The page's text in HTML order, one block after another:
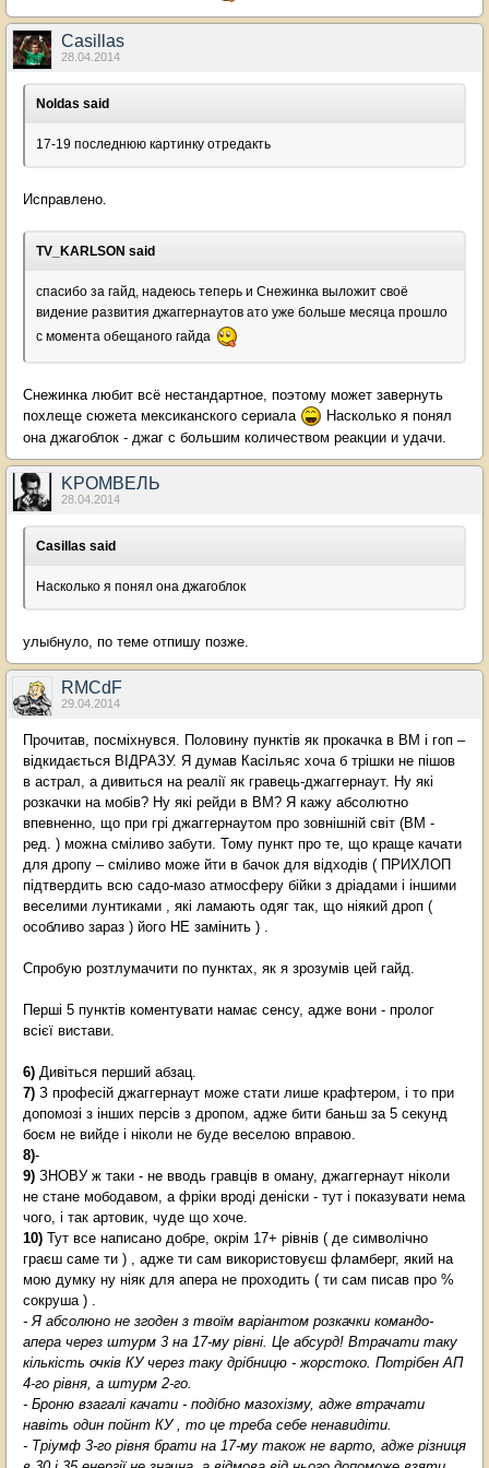
Casillas
28.04.2014
Noldas said
17-19 последнюю картинку отредакть
Исправлено.
TV_KARLSON said
спасибо за гайд, надеюсь теперь и Снежинка выложит своё
видение развития джаггернаутов ато уже больше месяца прошло
с момента обещаного гайда
Снежинка любит всё нестандартное, поэтому может завернуть
похлеще сюжета мексиканского сериала
Насколько я понял
она джагоблок - джаг с большим количеством реакции и удачи.
KРОМВЕЛЬ
28.04.2014
Casillas said
Насколько я понял она джагоблок
улыбнуло, по теме отпишу позже.
RMCdF
29.04.2014
Прочитав, посміхнувся. Половину пунктів як прокачка в ВМ і гоп –
відкидається ВІДРАЗУ. Я думав Касільяс хоча б трішки не пішов
в астрал, а дивиться на реалії як гравець-джаггернаут. Ну які
розкачки на мобів? Ну які рейди в ВМ? Я кажу абсолютно
впевненно, що при грі джаггернаутом про зовнішній світ (ВМ -
ред. ) можна сміливо забути. Тому пункт про те, що краще качати
для дропу – сміливо може йти в бачок для відходів ( ПРИХЛОП
підтвердить всю садо-мазо атмосферу бійки з дріадами і іншими
веселими лунтиками , які ламають одяг так, що ніякий дроп (
особливо зараз ) його НЕ замінить ) .
Спробую розтлумачити по пунктах, як я зрозумів цей гайд.
Перші 5 пунктів коментувати намає сенсу, адже вони - пролог
всієї вистави.
6) Дивіться перший абзац.
7) З професій джаггернаут може стати лише крафтером, і то при
допомозі з інших персів з дропом, адже бити баньш за 5 секунд
боєм не вийде і ніколи не буде веселою вправою.
8)-
9) ЗНОВУ ж таки - не вводь гравців в оману, джаггернаут ніколи
не стане мободавом, а фріки вроді деніски - тут і показувати нема
чого, і так артовик, чуде що хоче.
10) Тут все написано добре, окрім 17+ рівнів ( де символічно
граєш саме ти ) , адже ти сам використовуєш фламберг, який на
мою думку ну ніяк для апера не проходить ( ти сам писав про %
сокруша ) .
- Я абсолюно не згоден з твоїм варіантом розкачки командо-
апера через штурм 3 на 17-му рівні. Це абсурд! Втрачати таку
кількість очків КУ через таку дрібницю - жорстоко. Потрібен АП
4-го рівня, а штурм 2-го.
- Броню взагалі качати - подібно мазохізму, адже втрачати
навіть один пойнт КУ , то це треба себе ненавидіти.
- Тріумф 3-го рівня брати на 17-му також не варто, адже різниця